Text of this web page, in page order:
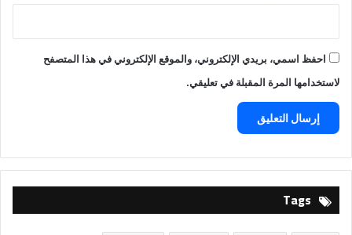
احفظ اسمي، بريدي الإلكتروني، والموقع الإلكتروني في هذا المتصفح
لاستخدامها المرة المقبلة في تعليقي.
Tags